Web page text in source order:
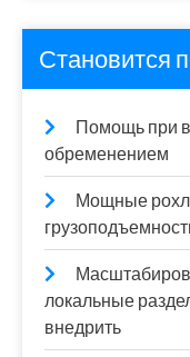
Становится
Помощь при
обременением
Мощные
локальные
внедрить